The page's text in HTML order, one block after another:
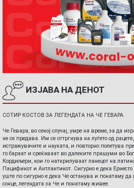
ИЗЈАВА НА ДЕНОТ
СОТИР КОСТОВ ЗА ЛЕГЕНДАТА НА ЧЕ ГЕВАРА
Че Гевара, во секој случај, умре на време, за да
не се предава. Им се оттргнува на луѓето од
истражувачите и науката, и повторно полетува
го бараат и среќаваат во далеките прашуми во
Кордиљери, кои го наткрилуваат ланецот на
Пацификот и Антлантикот. Сигурно е дека
уште по сигурно е дека Че останува и понатаму
сонце, легендата за Че и понатаму живее.